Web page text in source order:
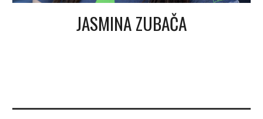
JASMINA ZUBAČA